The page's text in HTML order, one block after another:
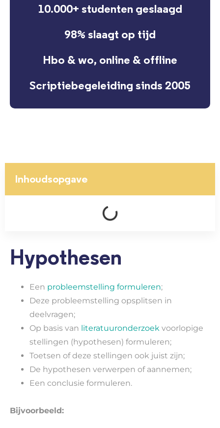
10.000+ studenten geslaagd
98% slaagt op tijd
Hbo & wo, online & offline
Scriptiebegeleiding sinds 2005
Inhoudsopgave
Hypothesen
Een probleemstelling formuleren;
Deze probleemstelling opsplitsen in
deelvragen;
Op basis van literatuuronderzoek voorlopige
stellingen (hypothesen) formuleren;
Toetsen of deze stellingen ook juist zijn;
De hypothesen verwerpen of aannemen;
Een conclusie formuleren.
Bijvoorbeeld: